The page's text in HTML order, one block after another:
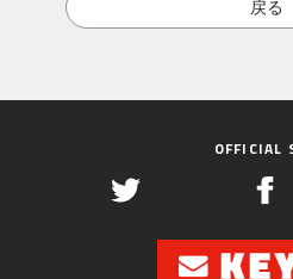
OFFICIAL